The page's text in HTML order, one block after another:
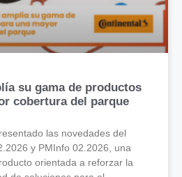
su gama de productos
cobertura del parque
las novedades del
y PMInfo 02.2026, una
orientada a reforzar la